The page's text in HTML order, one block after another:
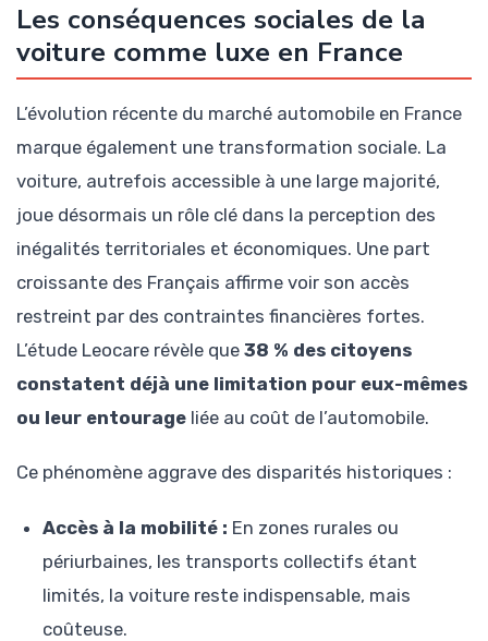
Les conséquences sociales de la
voiture comme luxe en France
L’évolution récente du marché automobile en France
marque également une transformation sociale. La
voiture, autrefois accessible à une large majorité,
joue désormais un rôle clé dans la perception des
inégalités territoriales et économiques. Une part
croissante des Français affirme voir son accès
restreint par des contraintes financières fortes.
L’étude Leocare révèle que 38 % des citoyens
constatent déjà une limitation pour eux-mêmes
ou leur entourage liée au coût de l’automobile.
Ce phénomène aggrave des disparités historiques :
Accès à la mobilité : En zones rurales ou
périurbaines, les transports collectifs étant
limités, la voiture reste indispensable, mais
coûteuse.